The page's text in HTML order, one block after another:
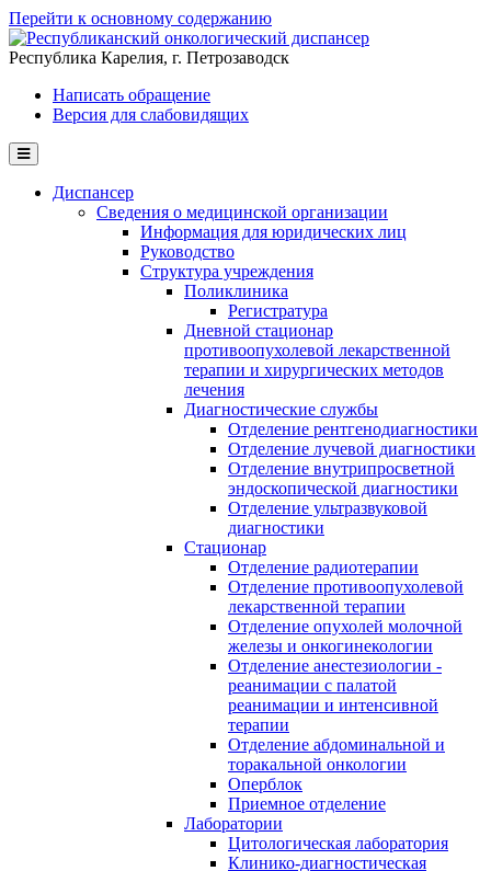
Перейти к основному содержанию
Республика Карелия, г. Петрозаводск
Написать обращение
Версия для слабовидящих
Диспансер
Сведения о медицинской организации
Информация для юридических лиц
Руководство
Структура учреждения
Поликлиника
Регистратура
Дневной стационар
противоопухолевой лекарственной
терапии и хирургических методов
лечения
Диагностические службы
Отделение рентгенодиагностики
Отделение лучевой диагностики
Отделение внутрипросветной
эндоскопической диагностики
Отделение ультразвуковой
диагностики
Стационар
Отделение радиотерапии
Отделение противоопухолевой
лекарственной терапии
Отделение опухолей молочной
железы и онкогинекологии
Отделение анестезиологии -
реанимации с палатой
реанимации и интенсивной
терапии
Отделение абдоминальной и
торакальной онкологии
Оперблок
Приемное отделение
Лаборатории
Цитологическая лаборатория
Клинико-диагностическая